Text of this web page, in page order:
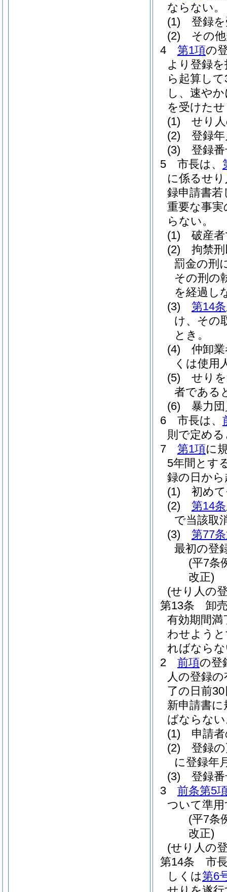
ならない。
(1)
登録
(2)
その
4
第1項の
より登録
ら起算し
し、速や
を受けた
(1)
せり
(2)
登録
(3)
登録
5
市長は、
に係るせ
録申請書
重要な事
らない。
(1)
破産
(2)
拘禁
罰金の刑
その刑の
を経過し
(3)
第14条
け、その
とき。
(4)
仲卸
くは使用
(5)
せり
者である
(6)
暴力
6
市長は、
則で定め
7
第1項に
5年間とす
録の日か
(1)
初め
(2)
第14条
で当該取
(3)
第77
最初の登
(平7条
改正)
(せり人の
第13条
卸
有効期間
わせよう
ればなら
2
前項の登
人の登録
了の日前
新申請書
ばならな
(1)
申請
(2)
登録
に登録年
(3)
登録
3
前条第5
ついて準
(平7条
改正)
(せり人の
第14条
市
しくは第6